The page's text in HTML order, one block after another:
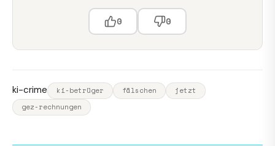
0 0
ki-crime ki-betrüger fälschen
jetzt
gez-rechnungen